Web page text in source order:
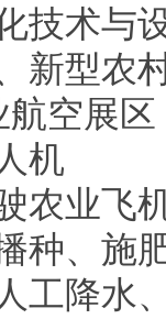
技术与
新型农
空展区
机
农业飞
种、施
工降水